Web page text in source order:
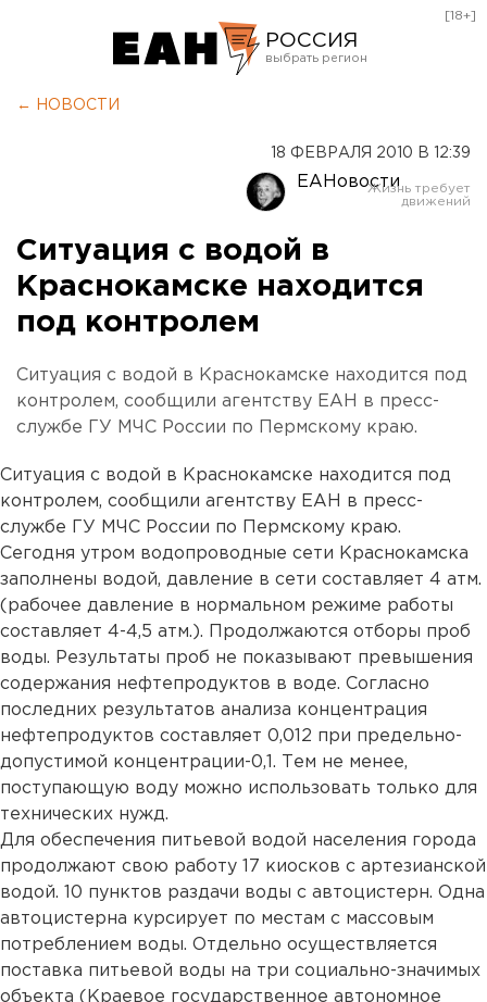
РОССИЯ
Оренбург
[18+]
← НОВОСТИ
18 ФЕВРАЛЯ 2010 В 12:39
ЕАНовости
Ситуация с водой в
Краснокамске находится
под контролем
Ситуация с водой в Краснокамске находится под
контролем, сообщили агентству ЕАН в пресс-
службе ГУ МЧС России по Пермскому краю.
Ситуация с водой в Краснокамске находится под
контролем, сообщили агентству ЕАН в пресс-
службе ГУ МЧС России по Пермскому краю.
Сегодня утром водопроводные сети Краснокамска
заполнены водой, давление в сети составляет 4 атм.
(рабочее давление в нормальном режиме работы
составляет 4-4,5 атм.). Продолжаются отборы проб
воды. Результаты проб не показывают превышения
содержания нефтепродуктов в воде. Согласно
последних результатов анализа концентрация
нефтепродуктов составляет 0,012 при предельно-
допустимой концентрации-0,1. Тем не менее,
поступающую воду можно использовать только для
технических нужд.
Для обеспечения питьевой водой населения города
продолжают свою работу 17 киосков с артезианской
водой. 10 пунктов раздачи воды с автоцистерн. Одна
автоцистерна курсирует по местам с массовым
потреблением воды. Отдельно осуществляется
поставка питьевой воды на три социально-значимых
объекта (Краевое государственное автономное